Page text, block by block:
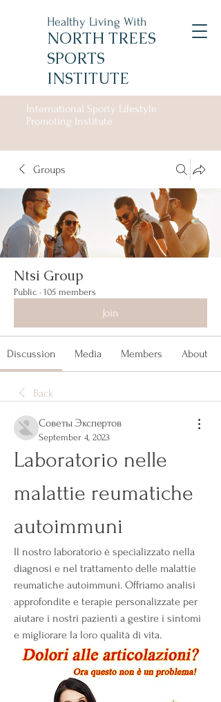
Healthy Living With
NORTH TREES
SPORTS
INSTITUTE
International Sporty Lifestyle
Promoting Institute
Groups
Ntsi Group
Public · 105 members
Join
Discussion Media Members About
Back
Советы Экспертов
September 4, 2023
Laboratorio nelle
malattie reumatiche
autoimmuni
Il nostro laboratorio è specializzato nella
diagnosi e nel trattamento delle malattie
reumatiche autoimmuni. Offriamo analisi
approfondite e terapie personalizzate per
aiutare i nostri pazienti a gestire i sintomi
e migliorare la loro qualità di vita.